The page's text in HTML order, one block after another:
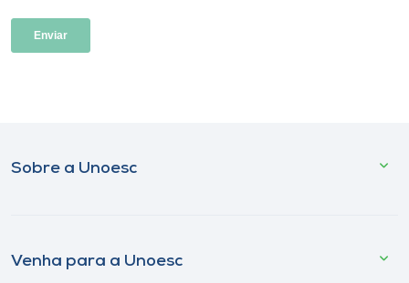
Sobre a Unoesc
Venha para a Unoesc